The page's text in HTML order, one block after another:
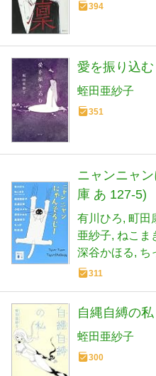
394
愛を振り込む
蛭田亜紗子
351
ニャンニャ
庫 あ 127-5)
有川ひろ 町田
亜紗子 ねこま
深谷かほる
ち
311
自縄自縛の私
蛭田亜紗子
300